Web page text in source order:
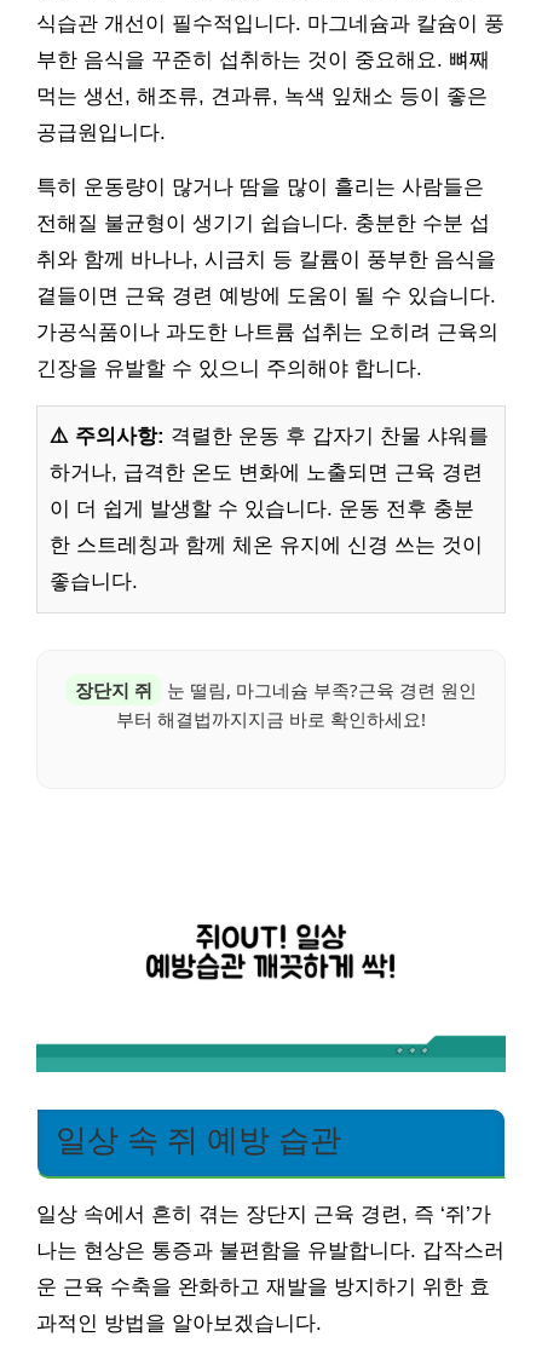
식습관 개선이 필수적입니다. 마그네슘과 칼슘이 풍
부한 음식을 꾸준히 섭취하는 것이 중요해요. 뼈째
먹는 생선, 해조류, 견과류, 녹색 잎채소 등이 좋은
공급원입니다.
특히 운동량이 많거나 땀을 많이 흘리는 사람들은
전해질 불균형이 생기기 쉽습니다. 충분한 수분 섭
취와 함께 바나나, 시금치 등 칼륨이 풍부한 음식을
곁들이면 근육 경련 예방에 도움이 될 수 있습니다.
가공식품이나 과도한 나트륨 섭취는 오히려 근육의
긴장을 유발할 수 있으니 주의해야 합니다.
⚠️ 주의사항: 격렬한 운동 후 갑자기 찬물 샤워를
하거나, 급격한 온도 변화에 노출되면 근육 경련
이 더 쉽게 발생할 수 있습니다. 운동 전후 충분
한 스트레칭과 함께 체온 유지에 신경 쓰는 것이
좋습니다.
장단지 쥐
눈 떨림, 마그네슘 부족?근육 경련 원인
부터 해결법까지지금 바로 확인하세요!
일상 속 쥐 예방 습관
일상 속에서 흔히 겪는 장단지 근육 경련, 즉 ‘쥐’가
나는 현상은 통증과 불편함을 유발합니다. 갑작스러
운 근육 수축을 완화하고 재발을 방지하기 위한 효
과적인 방법을 알아보겠습니다.